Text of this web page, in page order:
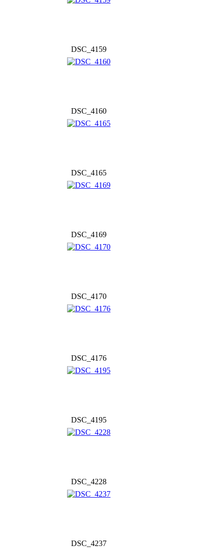
DSC_4159
DSC_4160
DSC_4165
DSC_4169
DSC_4170
DSC_4176
DSC_4195
DSC_4228
DSC_4237